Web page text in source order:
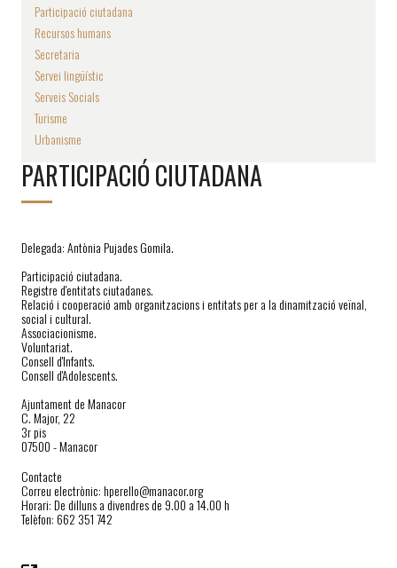
Participació ciutadana
Recursos humans
Secretaria
Servei lingüístic
Serveis Socials
Turisme
Urbanisme
PARTICIPACIÓ CIUTADANA
Delegada: Antònia Pujades Gomila.
Participació ciutadana.
Registre d'entitats ciutadanes.
Relació i cooperació amb organitzacions i entitats per a la dinamització veïnal,
social i cultural.
Associacionisme.
Voluntariat.
Consell d'Infants.
Consell d'Adolescents.
Ajuntament de Manacor
C. Major, 22
3r pis
07500 - Manacor
Contacte
Correu electrònic: hperello@manacor.org
Horari: De dilluns a divendres de 9.00 a 14.00 h
Telèfon: 662 351 742